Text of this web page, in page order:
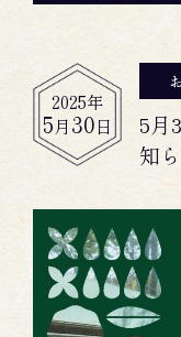
2025年
5月30日
5月
知